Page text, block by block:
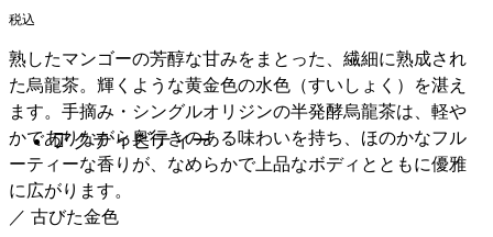
アクティビティー
税込
熟したマンゴーの芳醇な甘みをまとった、繊細に熟成され
た烏龍茶。輝くような黄金色の水色（すいしょく）を湛え
ます。手摘み・シングルオリジンの半発酵烏龍茶は、軽や
かでありながら奥行きのある味わいを持ち、ほのかなフル
ーティーな香りが、なめらかで上品なボディとともに優雅
に広がります。
／ 古びた金色